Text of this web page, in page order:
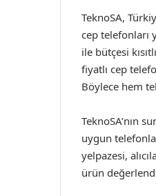
TeknoSA,
cep telefonları
ile bütçesi
fiyatlı cep
Böylece hem
TeknoSA’nın
uygun
yelpazesi,
ürün